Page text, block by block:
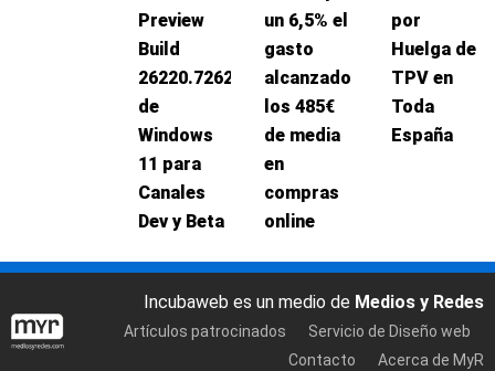
Preview
Build
26220.7262
de
Windows
11 para
Canales
Dev y Beta
un 6,5% el
gasto
alcanzado
los 485€
de media
en
compras
online
por
Huelga de
TPV en
Toda
España
Incubaweb es un medio de Medios y Redes
Artículos patrocinados
Servicio de Diseño web
Contacto
Acerca de MyR